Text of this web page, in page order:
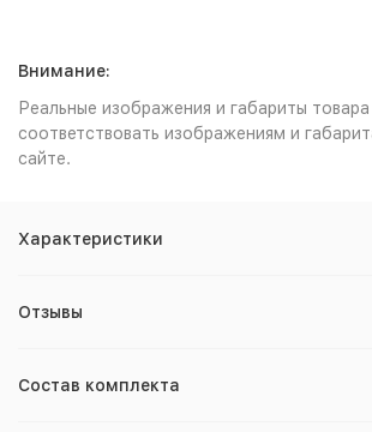
Внимание:
Реальные изображения и габариты
соответствовать изображениям и
сайте.
Характеристики
Отзывы
Состав комплекта